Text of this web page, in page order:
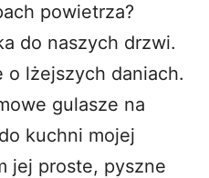
i
d
e
powietrza?
do naszych drzwi.
o lżejszych daniach.
gulasze na
kuchni mojej
jej proste, pyszne